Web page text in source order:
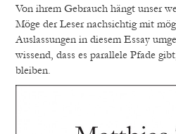
Von ihrem Gebrauch hängt unser
Möge der Leser nachsichtig mit
Auslassungen in diesem Essay
wissend, dass es parallele Pfade
bleiben.